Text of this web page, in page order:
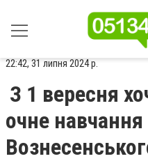
22:42, 31 липня 2024 р.
З 1 вересня
очне